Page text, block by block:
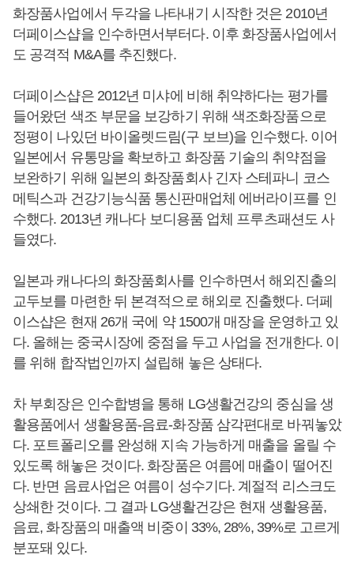
화장품사업에서 두각을 나타내기 시작한 것은 2010년
더페이스샵을 인수하면서부터다. 이후 화장품사업에서
도 공격적 M&A를 추진했다.
더페이스샵은 2012년 미샤에 비해 취약하다는 평가를
들어왔던 색조 부문을 보강하기 위해 색조화장품으로
정평이 나있던 바이올렛드림(구 보브)을 인수했다. 이어
일본에서 유통망을 확보하고 화장품 기술의 취약점을
보완하기 위해 일본의 화장품회사 긴자 스테파니 코스
메틱스과 건강기능식품 통신판매업체 에버라이프를 인
수했다. 2013년 캐나다 보디용품 업체 프루츠패션도 사
들였다.
일본과 캐나다의 화장품회사를 인수하면서 해외진출의
교두보를 마련한 뒤 본격적으로 해외로 진출했다. 더페
이스샵은 현재 26개 국에 약 1500개 매장을 운영하고 있
다. 올해는 중국시장에 중점을 두고 사업을 전개한다. 이
를 위해 합작법인까지 설립해 놓은 상태다.
차 부회장은 인수합병을 통해 LG생활건강의 중심을 생
활용품에서 생활용품-음료-화장품 삼각편대로 바꿔놓았
다. 포트폴리오를 완성해 지속 가능하게 매출을 올릴 수
있도록 해놓은 것이다. 화장품은 여름에 매출이 떨어진
다. 반면 음료사업은 여름이 성수기다. 계절적 리스크도
상쇄한 것이다. 그 결과 LG생활건강은 현재 생활용품,
음료, 화장품의 매출액 비중이 33%, 28%, 39%로 고르게
분포돼 있다.